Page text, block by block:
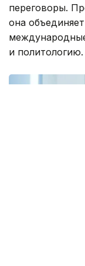
переговоры.
она
и политологию.